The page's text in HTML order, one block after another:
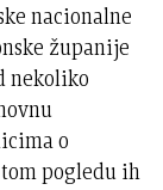
nacionalne
županije
nekoliko
o
pogledu ih